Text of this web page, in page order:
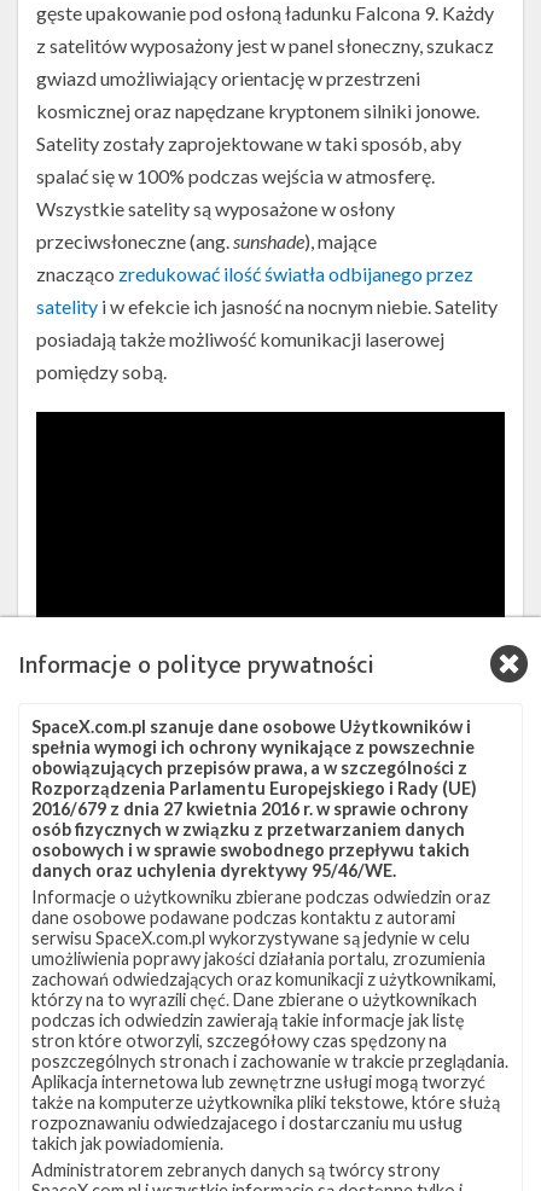
gęste upakowanie pod osłoną ładunku Falcona 9. Każdy
z satelitów wyposażony jest w panel słoneczny, szukacz
gwiazd umożliwiający orientację w przestrzeni
kosmicznej oraz napędzane kryptonem silniki jonowe.
Satelity zostały zaprojektowane w taki sposób, aby
spalać się w 100% podczas wejścia w atmosferę.
Wszystkie satelity są wyposażone w osłony
przeciwsłoneczne (ang.sunshade), mające
znacząco zredukować ilość światła odbijanego przez
satelity i w efekcie ich jasność na nocnym niebie. Satelity
posiadają także możliwość komunikacji laserowej
pomiędzy sobą.
Źródła: Next Spaceflight T.S. Kelso (1)
Szukaj po tematach
Falcon 9 OCISLY SLC-4E Starlink
Starlink Group 3-5 Starlink-80
Informacje o polityce prywatności
SpaceX.com.pl szanuje dane osobowe Użytkowników i
spełnia wymogi ich ochrony wynikające z powszechnie
obowiązujących przepisów prawa, a w szczególności z
Rozporządzenia Parlamentu Europejskiego i Rady (UE)
2016/679 z dnia 27 kwietnia 2016 r. w sprawie ochrony
osób fizycznych w związku z przetwarzaniem danych
osobowych i w sprawie swobodnego przepływu takich
danych oraz uchylenia dyrektywy 95/46/WE.
Informacje o użytkowniku zbierane podczas odwiedzin oraz
dane osobowe podawane podczas kontaktu z autorami
serwisu SpaceX.com.pl wykorzystywane są jedynie w celu
umożliwienia poprawy jakości działania portalu, zrozumienia
zachowań odwiedzających oraz komunikacji z użytkownikami,
którzy na to wyrazili chęć. Dane zbierane o użytkownikach
podczas ich odwiedzin zawierają takie informacje jak listę
stron które otworzyli, szczegółowy czas spędzony na
poszczególnych stronach i zachowanie w trakcie przeglądania.
Aplikacja internetowa lub zewnętrzne usługi mogą tworzyć
także na komputerze użytkownika pliki tekstowe, które służą
rozpoznawaniu odwiedzajacego i dostarczaniu mu usług
takich jak powiadomienia.
Administratorem zebranych danych są twórcy strony